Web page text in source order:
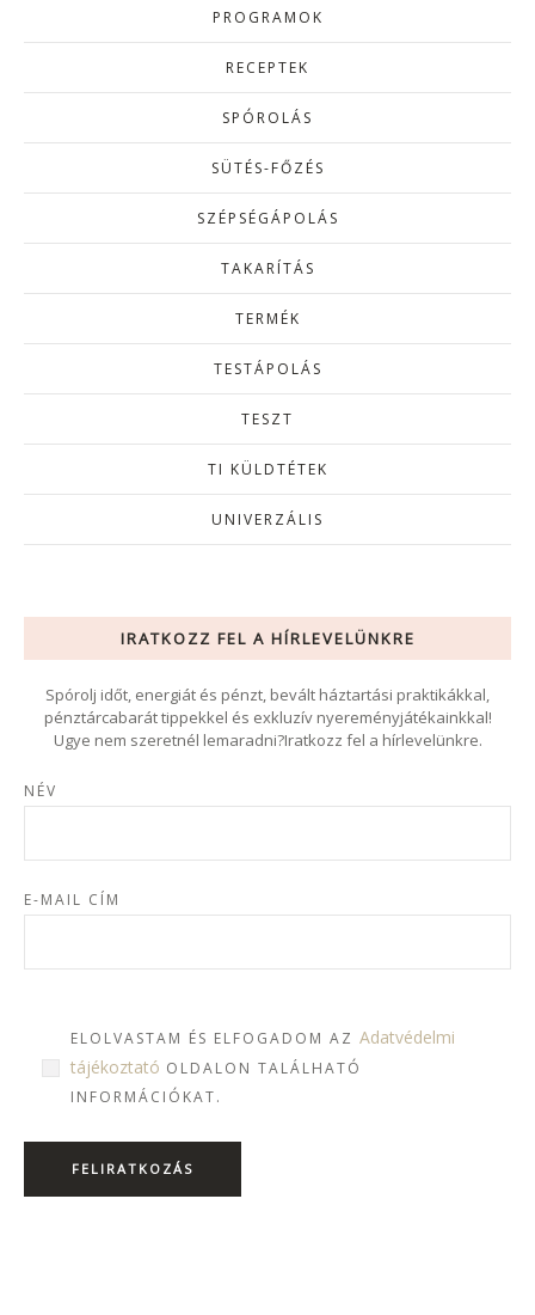
PROGRAMOK
RECEPTEK
SPÓROLÁS
SÜTÉS-FŐZÉS
SZÉPSÉGÁPOLÁS
TAKARÍTÁS
TERMÉK
TESTÁPOLÁS
TESZT
TI KÜLDTÉTEK
UNIVERZÁLIS
IRATKOZZ FEL A HÍRLEVELÜNKRE
Spórolj időt, energiát és pénzt, bevált háztartási praktikákkal,
pénztárcabarát tippekkel és exkluzív nyereményjátékainkkal!
Ugye nem szeretnél lemaradni?Iratkozz fel a hírlevelünkre.
NÉV
E-MAIL CÍM
ELOLVASTAM ÉS ELFOGADOM AZ Adatvédelmi
tájékoztató OLDALON TALÁLHATÓ
INFORMÁCIÓKAT.